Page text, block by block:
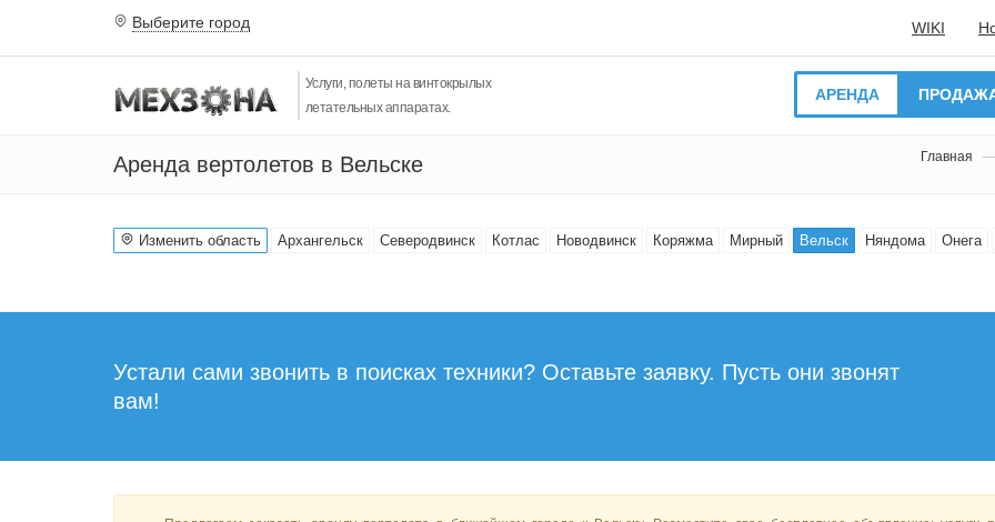
Выберите город WIKI
Услуги, полеты на винтокрылых
летательных аппаратах.
АРЕНДА
Аренда вертолетов в Вельске Главная
Изменить область Архангельск Северодвинск Котлас Новодвинск Коряжма Мирный Вельск Няндома Онега
Устали сами звонить в поисках техники? Оставьте заявку. Пусть они звонят
вам!